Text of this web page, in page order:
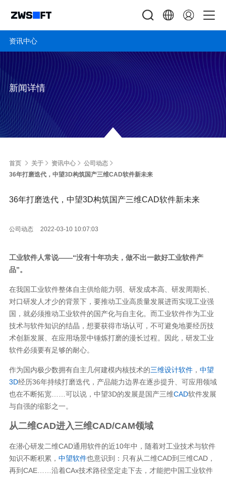
新闻详情
资讯中心
首页 关于 资讯中心
公司动态
36年打磨迭代，中望3D构筑国产三维CAD软件新未来
36年打磨迭代，中望3D构筑国产三维CAD软件新未来
公司动态 2022-03-10 10:07:03
工业软件人常说——“没有十年功夫，做不出一款好工业软件产
品”。
在我国工业软件整体自主供给能力弱、研发成本高、研发周期长、
对口研发人才少的背景下，要推动工业高质量发展进而实现工业强
国，就必须推动工业软件的国产化与自主化。而工业软件作为工业
技术与软件知识的结晶，想要获得市场认可，不可避免地要经历技
术创新发展、在应用场景中锤炼打磨的漫长过程。因此，研发工业
软件必须要有足够的耐心。
作为国内极少数拥有自主几何建模内核技术的三维设计软件， 中望
3D经历36年持续打磨迭代，产品能力边界在逐步提升、可应用领域
也在不断拓宽……可以说，中望3D的发展是国产三维CAD软件发展
与自强的缩影之一。
从二维CAD进入三维CAD/CAM领域
在潜心研发二维CAD通用软件的近10年中，随着对工业技术与软件
知识不断积累， 中望软件也意识到：只有从二维CAD到三维CAD，
再到CAE……沿着CAx技术路径坚定走下去，才能把中国工业软件